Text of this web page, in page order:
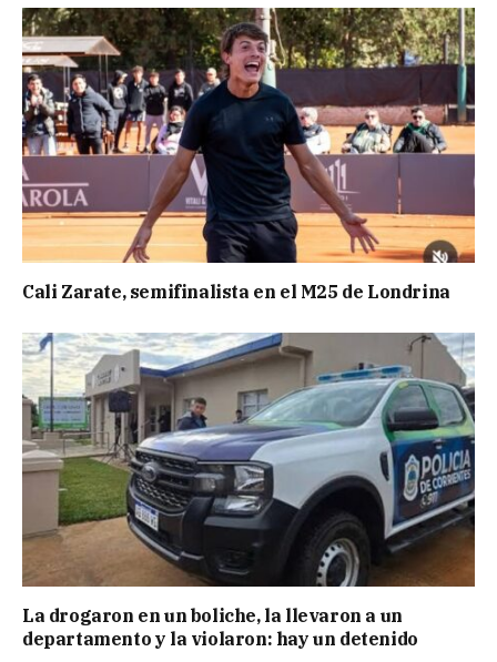
Cali Zarate, semifinalista en el M25 de Londrina
La drogaron en un boliche, la llevaron a un
departamento y la violaron: hay un detenido